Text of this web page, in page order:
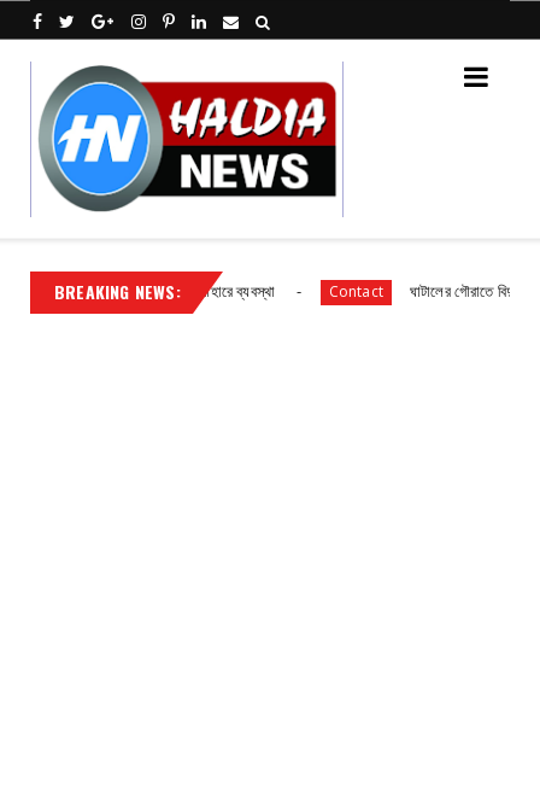
BREAKING NEWS:
বিদ্যালয় ছাত্র ছাত্রীদের আহারে ব্যবস্থা Contact ঘাটালের গৌরাতে বিদ্যুৎ